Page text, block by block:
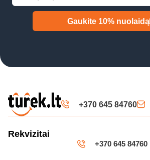
Gaukite 10% nuolaidą
+370 645 84760
Rekvizitai
+370 645 84760